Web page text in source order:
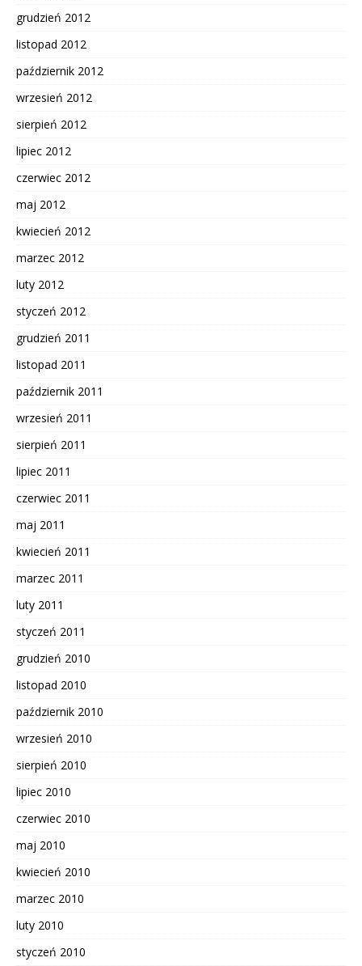
grudzień 2012
listopad 2012
październik 2012
wrzesień 2012
sierpień 2012
lipiec 2012
czerwiec 2012
maj 2012
kwiecień 2012
marzec 2012
luty 2012
styczeń 2012
grudzień 2011
listopad 2011
październik 2011
wrzesień 2011
sierpień 2011
lipiec 2011
czerwiec 2011
maj 2011
kwiecień 2011
marzec 2011
luty 2011
styczeń 2011
grudzień 2010
listopad 2010
październik 2010
wrzesień 2010
sierpień 2010
lipiec 2010
czerwiec 2010
maj 2010
kwiecień 2010
marzec 2010
luty 2010
styczeń 2010